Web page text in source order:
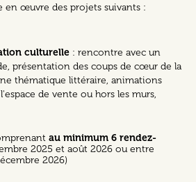
en œuvre des projets suivants :
culturelle : rencontre avec un
présentation des coups de cœur de la
thématique littéraire, animations
de vente ou hors les murs,
au minimum 6 rendez-
2025 et août 2026 ou entre
2026)